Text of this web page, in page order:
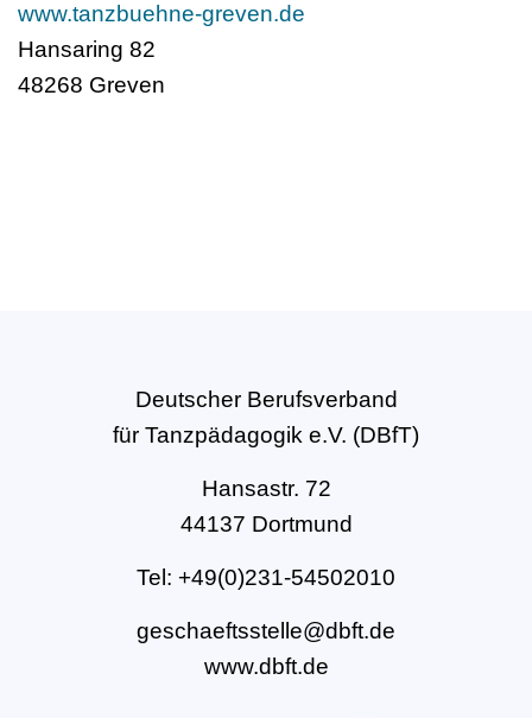
www.tanzbuehne-greven.de
Hansaring 82
48268 Greven
Deutscher Berufsverband
für Tanzpädagogik e.V. (DBfT)
Hansastr. 72
44137 Dortmund
Tel: +49(0)231-54502010
geschaeftsstelle@dbft.de
www.dbft.de